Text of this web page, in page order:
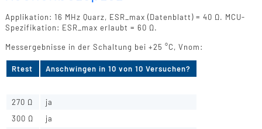
Applikation: 16 MHz Quarz, ESR_max (Datenblatt) = 40 Ω. MCU-
Spezifikation: ESR_max erlaubt = 60 Ω.
Messergebnisse in der Schaltung bei +25 °C, Vnom:
Rtest
Anschwingen in 10 von 10 Versuchen?
270 Ω
ja
300 Ω
ja